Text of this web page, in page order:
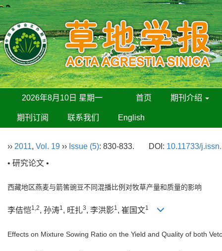
2026年8月10日 星期一 首页 期刊介绍
期刊订阅 联系我们 English
›› 2011, Vol. 19 ›› Issue (5): 830-833. DOI: 10.11733/
• 研究论文 •
西藏地区燕麦与箭筈豌豆不同混播比例对牧草产量和质量的影响
李佶恺1,2, 孙涛1, 旺扎3, 李洪影1, 崔国文1
Effects on Mixture Sowing Ratio on the Yield and Quality of both